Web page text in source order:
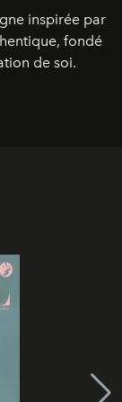
inspirée par
fondé
de soi.